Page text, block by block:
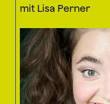
mit Lisa Perner